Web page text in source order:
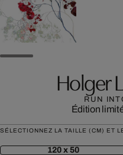
Holger
RUN
Édition
SÉLECTIONNEZ LA TAILLE (CM) ET
120 x 50